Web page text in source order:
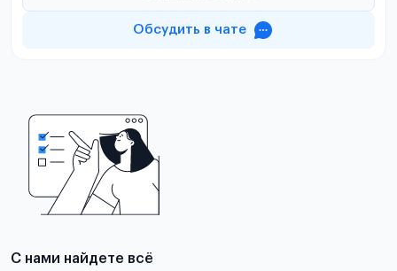
Обсудить в чате
С нами найдете всё